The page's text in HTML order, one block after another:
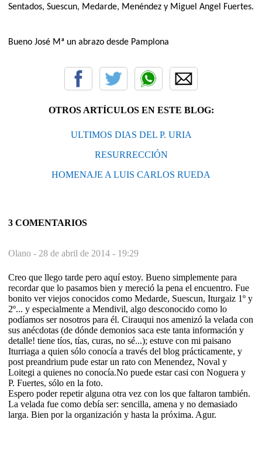
Sentados, Suescun, Medarde, Menéndez y Miguel Angel Fuertes.
Bueno José Mª un abrazo desde Pamplona
OTROS ARTÍCULOS EN ESTE BLOG:
ULTIMOS DIAS DEL P. URIA
RESURRECCIÓN
HOMENAJE A LUIS CARLOS RUEDA
3 COMENTARIOS
Olano - 28 de abril de 2014 - 19:29
Creo que llego tarde pero aquí estoy. Bueno simplemente para
recordar que lo pasamos bien y mereció la pena el encuentro. Fue
bonito ver viejos conocidos como Medarde, Suescun, Iturgaiz 1º y
2º... y especialmente a Mendivil, algo desconocido como lo
podíamos ser nosotros para él. Cirauqui nos amenizó la velada con
sus anécdotas (de dónde demonios saca este tanta información y
detalle! tiene tíos, tías, curas, no sé...); estuve con mi paisano
Iturriaga a quien sólo conocía a través del blog prácticamente, y
post preandrium pude estar un rato con Menendez, Noval y
Loitegi a quienes no conocía.No puede estar casi con Noguera y
P. Fuertes, sólo en la foto.
Espero poder repetir alguna otra vez con los que faltaron también.
La velada fue como debía ser: sencilla, amena y no demasiado
larga. Bien por la organización y hasta la próxima. Agur.